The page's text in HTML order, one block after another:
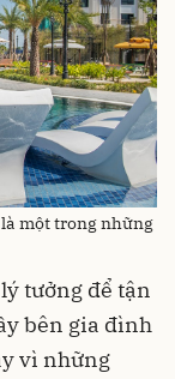
một trong những
tưởng để tận
bên gia đình
vì những